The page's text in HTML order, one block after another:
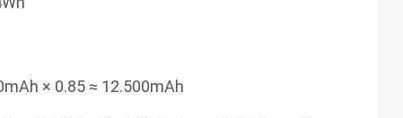
× 0.85 ≈ 12.500mAh